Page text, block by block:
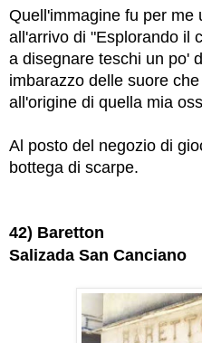
Quell'immagine fu per me
all'arrivo di "Esplorando il
a disegnare teschi un po'
imbarazzo delle suore
all'origine di quella mia
Al posto del negozio di
bottega di scarpe.
42) Baretton
Salizada San Canciano